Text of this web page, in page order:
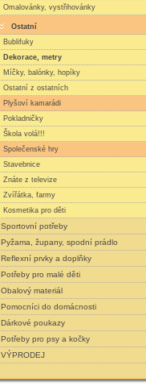
Omalovánky, vystřihovánky
Ostatní
Bublifuky
Dekorace, metry
Míčky, balónky, hopíky
Ostatní z ostatních
Plyšoví kamarádi
Pokladničky
Škola volá!!!
Společenské hry
Stavebnice
Znáte z televize
Zvířátka, farmy
Kosmetika pro děti
Sportovní potřeby
Pyžama, župany, spodní prádlo
Reflexní prvky a doplňky
Potřeby pro malé děti
Obalový materiál
Pomocníci do domácnosti
Dárkové poukazy
Potřeby pro psy a kočky
VÝPRODEJ